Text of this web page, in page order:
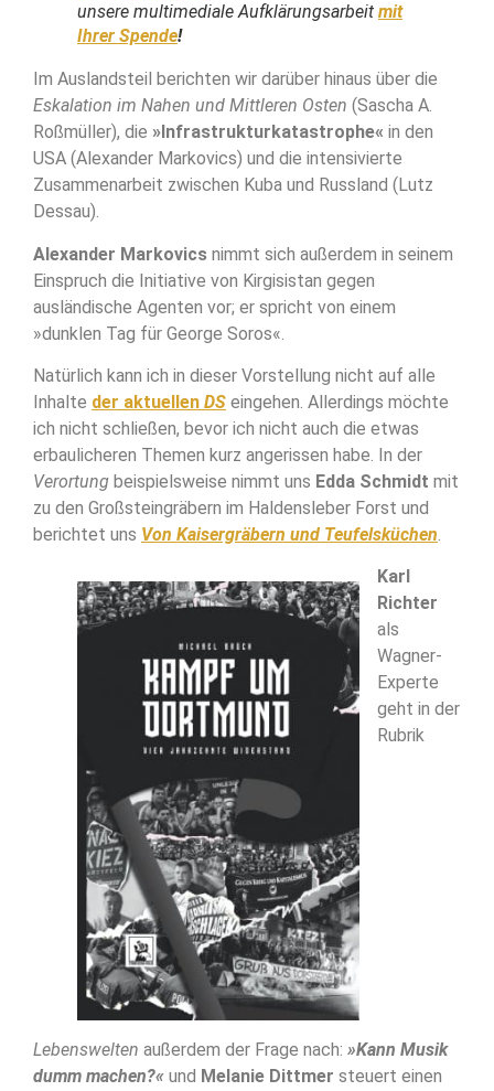
unsere multimediale Aufklärungsarbeit mit
Ihrer Spende!
Im Auslandsteil berichten wir darüber hinaus über die
Eskalation im Nahen und Mittleren Osten (Sascha A.
Roßmüller), die »Infrastrukturkatastrophe« in den
USA (Alexander Markovics) und die intensivierte
Zusammenarbeit zwischen Kuba und Russland (Lutz
Dessau).
Alexander Markovics nimmt sich außerdem in seinem
Einspruch die Initiative von Kirgisistan gegen
ausländische Agenten vor; er spricht von einem
»dunklen Tag für George Soros«.
Natürlich kann ich in dieser Vorstellung nicht auf alle
Inhalte der aktuellen DS eingehen. Allerdings möchte
ich nicht schließen, bevor ich nicht auch die etwas
erbaulicheren Themen kurz angerissen habe. In der
Verortung beispielsweise nimmt uns Edda Schmidt mit
zu den Großsteingräbern im Haldensleber Forst und
berichtet uns Von Kaisergräbern und Teufelsküchen.
Karl
Richter
als
Wagner-
Experte
geht in der
Rubrik
Lebenswelten außerdem der Frage nach: »Kann Musik
dumm machen?« und Melanie Dittmer steuert einen